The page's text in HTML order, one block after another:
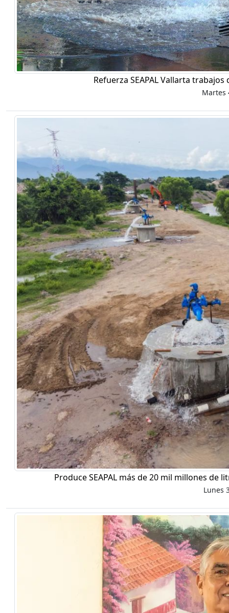
Refuerza SEAPAL Vallarta
Martes
Produce SEAPAL más de 20 mil millones
Lunes